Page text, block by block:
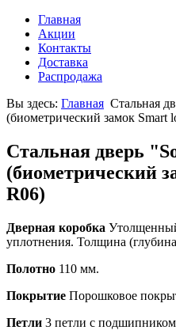
Главная
Акции
Контакты
Доставка
Распродажа
Вы здесь: Главная Стальная
(биометрический замок Smart
Стальная дверь
(биометрический
R06)
Дверная коробка
уплотнения. Толщина
Полотно 110 мм.
Покрытие Порошковое
Петли 3 петли с подшипником